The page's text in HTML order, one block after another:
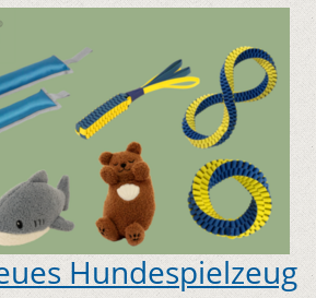
Hundespielzeug